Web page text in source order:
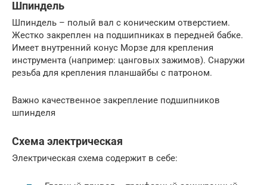
Шпиндель
Шпиндель – полый вал с коническим отверстием.
Жестко закреплен на подшипниках в передней бабке.
Имеет внутренний конус Морзе для крепления
инструмента (например: цанговых зажимов). Снаружи
резьба для крепления планшайбы с патроном.
Важно качественное закрепление подшипников
шпинделя
Схема электрическая
Электрическая схема содержит в себе: